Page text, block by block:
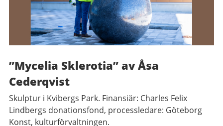
”Mycelia Sklerotia” av Åsa
Cederqvist
Skulptur i Kvibergs Park. Finansiär: Charles Felix
Lindbergs donationsfond, processledare: Göteborg
Konst, kulturförvaltningen.